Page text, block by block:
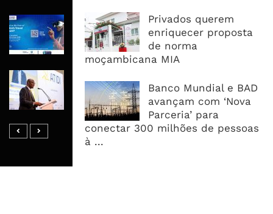
Privados querem
enriquecer proposta
de norma
moçambicana MIA
Banco Mundial e BAD
avançam com ‘Nova
Parceria’ para
conectar 300 milhões de pessoas
à ...
Maputo Vai Acolher Cimeira Africana
De Traveltech E Coloca Digitalização
No Centro Da Agenda Turística
Garantias Para US$20 Mil Milhões
Por Ano